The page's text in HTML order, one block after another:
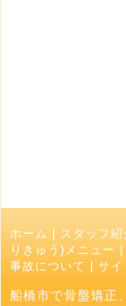
ホーム スタッフ紹
りきゅう)メニュー
事故について
サイ
船橋市で骨盤矯正